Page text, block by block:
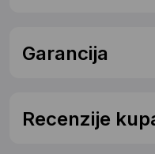
Garancija
Recenzije